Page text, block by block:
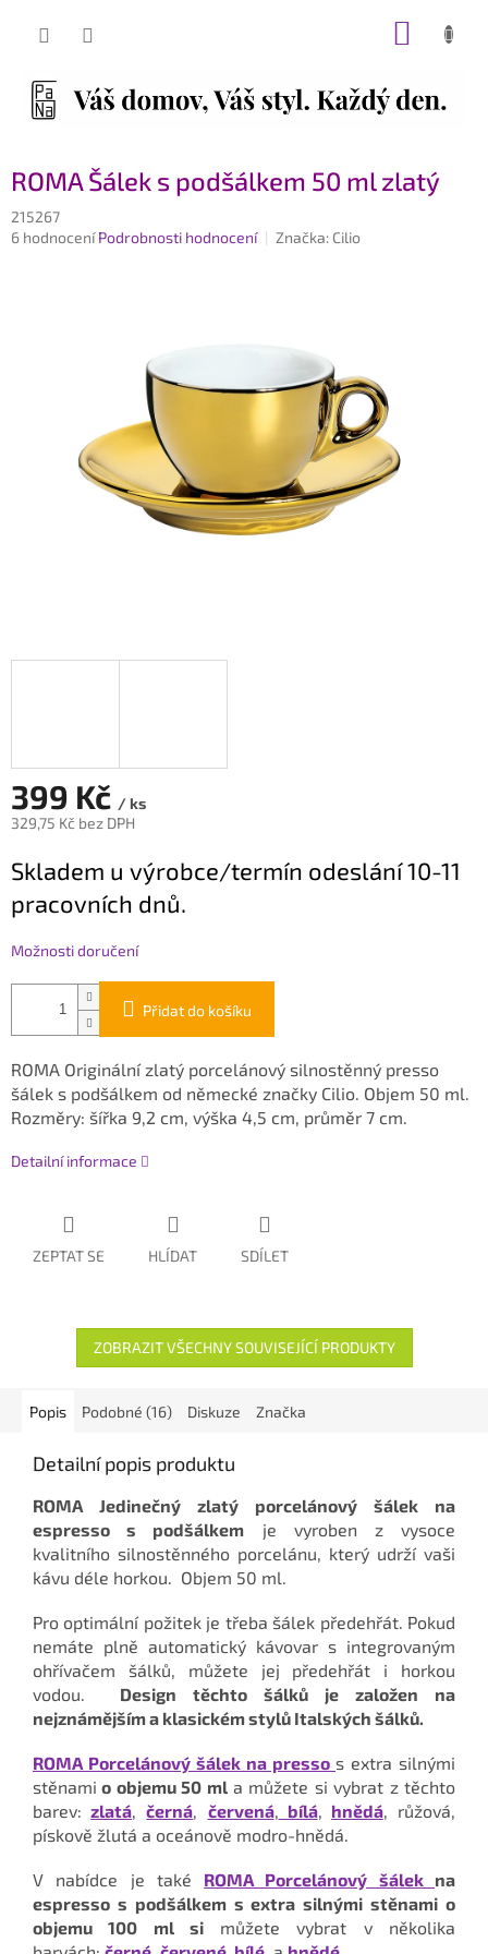
ROMA Šálek s podšálkem 50 ml zlatý
215267
Průměrné
6 hodnocení Podrobnosti hodnocení Značka: Cilio
399 Kč / ks
329,75 Kč bez DPH
cena:
Skladem u výrobce/termín odeslání 10-11
pracovních dnů.
Možnosti doručení
Přidat do košíku
ROMA Originální zlatý porcelánový silnostěnný presso
šálek s podšálkem od německé značky Cilio. Objem 50 ml.
Rozměry: šířka 9,2 cm, výška 4,5 cm, průměr 7 cm.
Detailní informace
ZEPTAT SE HLÍDAT SDÍLET
ZOBRAZIT VŠECHNY SOUVISEJÍCÍ PRODUKTY
Popis Podobné (16) Diskuze Značka
Detailní popis produktu
ROMA Jedinečný zlatý porcelánový šálek na
espresso s podšálkem je vyroben z vysoce
kvalitního silnostěnného porcelánu, který udrží vaši
kávu déle horkou. Objem 50 ml.
Pro optimální požitek je třeba šálek předehřát. Pokud
nemáte plně automatický kávovar s integrovaným
ohřívačem šálků, můžete jej předehřát i horkou
vodou. Design těchto šálků je založen na
nejznámějším a klasickém stylů Italských šálků.
ROMA Porcelánový šálek na presso s extra silnými
stěnami o objemu 50 mla můžete si vybrat z těchto
barev: zlatá,černá, červená, bílá, hnědá, růžová,
pískově žlutá a oceánově modro-hnědá.
V nabídce je také ROMA Porcelánový šálek na
espresso s podšálkem s extra silnými stěnami o
objemu 100 ml si můžete vybrat v několika